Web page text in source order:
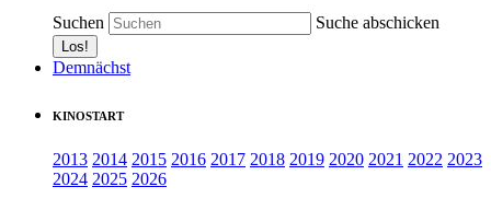
Suchen Suche abschicken
Demnächst
KINOSTART
2013 2014 2015 2016 2017 2018 2019 2020 2021 2022 2023
2024 2025 2026